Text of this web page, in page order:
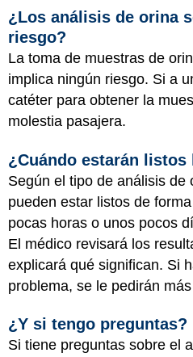
¿Los análisis de orina
riesgo?
La toma de muestras de
implica ningún riesgo. Si a
catéter para obtener la
molestia pasajera.
¿Cuándo estarán
Según el tipo de análisis de
pueden estar listos de
pocas horas o unos pocos
El médico revisará los
explicará qué significan. Si
problema, se le pedirán
¿Y si tengo preguntas?
Si tiene preguntas sobre el